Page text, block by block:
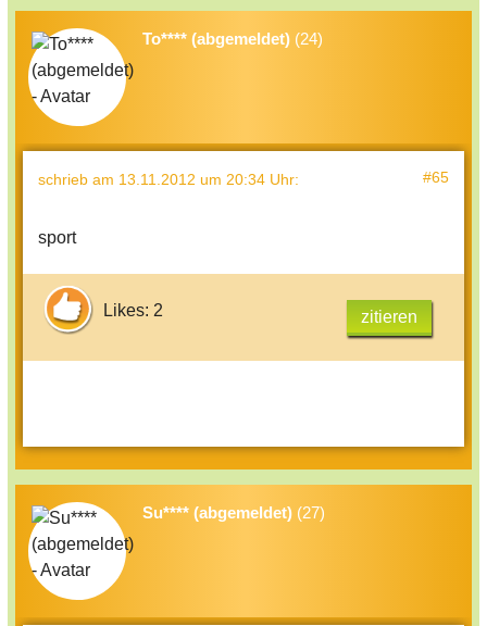
To**** (abgemeldet) (24)
schrieb am 13.11.2012 um 20:34 Uhr: #65
sport
Likes: 2 zitieren
Su**** (abgemeldet) (27)